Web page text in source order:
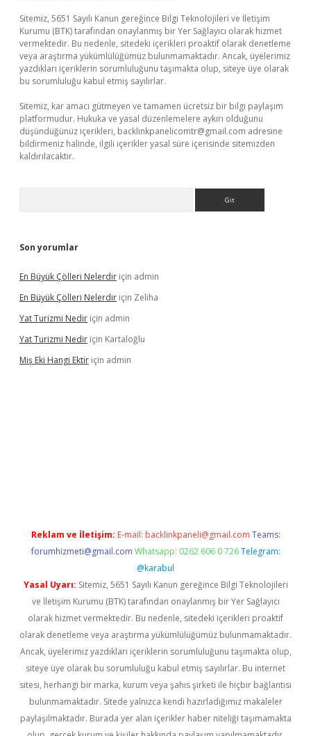
Sitemiz, 5651 Sayılı Kanun gereğince Bilgi Teknolojileri ve İletişim
Kurumu (BTK) tarafından onaylanmış bir Yer Sağlayıcı olarak hizmet
vermektedir. Bu nedenle, sitedeki içerikleri proaktif olarak denetleme
veya araştırma yükümlülüğümüz bulunmamaktadır. Ancak, üyelerimiz
yazdıkları içeriklerin sorumluluğunu taşımakta olup, siteye üye olarak
bu sorumluluğu kabul etmiş sayılırlar.
Sitemiz, kar amacı gütmeyen ve tamamen ücretsiz bir bilgi paylaşım
platformudur. Hukuka ve yasal düzenlemelere aykırı olduğunu
düşündüğünüz içerikleri, backlinkpanelicomtr@gmail.com adresine
bildirmeniz halinde, ilgili içerikler yasal süre içerisinde sitemizden
kaldırılacaktır.
Son yorumlar
En Büyük Çölleri Nelerdir için admin
En Büyük Çölleri Nelerdir için Zeliha
Yat Turizmi Nedir için admin
Yat Turizmi Nedir için Kartaloğlu
Miş Eki Hangi Ektir için admin
Reklam ve İletişim: E-mail: backlinkpaneli@gmail.com Teams:
forumhizmeti@gmail.com Whatsapp: 0262 606 0 726 Telegram:
@karabul
Yasal Uyarı: Sitemiz, 5651 Sayılı Kanun gereğince Bilgi Teknolojileri
ve İletişim Kurumu (BTK) tarafından onaylanmış bir Yer Sağlayıcı
olarak hizmet vermektedir. Bu nedenle, sitedeki içerikleri proaktif
olarak denetleme veya araştırma yükümlülüğümüz bulunmamaktadır.
Ancak, üyelerimiz yazdıkları içeriklerin sorumluluğunu taşımakta olup,
siteye üye olarak bu sorumluluğu kabul etmiş sayılırlar. Bu internet
sitesi, herhangi bir marka, kurum veya şahıs şirketi ile hiçbir bağlantısı
bulunmamaktadır. Sitede yalnızca kendi hazırladığımız makaleler
paylaşılmaktadır. Burada yer alan içerikler haber niteliği taşımamakta